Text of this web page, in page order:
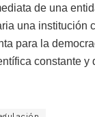
de una
una institución
para la
constante y